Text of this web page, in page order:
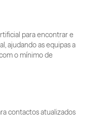
para encontrar e
ajudando as equipas a
o mínimo de
contactos atualizados